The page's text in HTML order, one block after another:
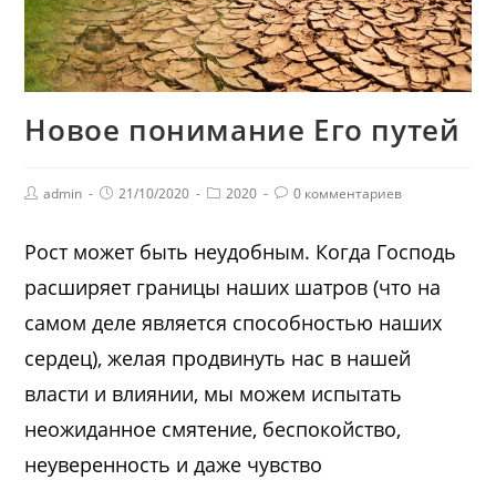
Новое понимание Его путей
admin 21/10/2020 2020 0 комментариев
Рост может быть неудобным. Когда Господь
расширяет границы наших шатров (что на
самом деле является способностью наших
сердец), желая продвинуть нас в нашей
власти и влиянии, мы можем испытать
неожиданное смятение, беспокойство,
неуверенность и даже чувство